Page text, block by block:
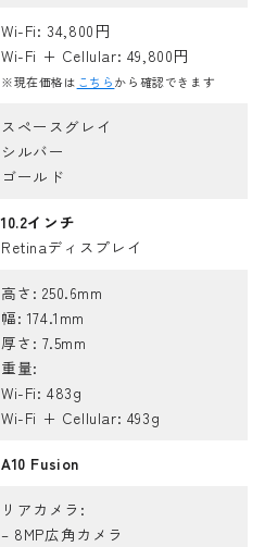
Wi-Fi: 34,800円
Wi-Fi + Cellular: 49,800円
※現在価格は こちらから確認できます
スペースグレイ
シルバー
ゴールド
10.2インチ
Retinaディスプレイ
高さ: 250.6mm
幅: 174.1mm
厚さ: 7.5mm
重量:
Wi-Fi: 483g
Wi-Fi + Cellular: 493g
A10 Fusion
リアカメラ:
– 8MP広角カメラ